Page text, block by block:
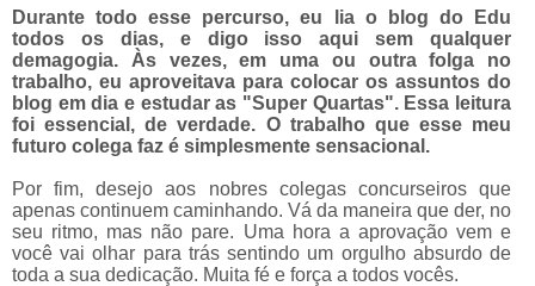
Durante todo esse percurso, eu lia o blog do Edu
todos os dias, e digo isso aqui sem qualquer
demagogia. Às vezes, em uma ou outra folga no
trabalho, eu aproveitava para colocar os assuntos do
blog em dia e estudar as "Super Quartas". Essa leitura
foi essencial, de verdade. O trabalho que esse meu
futuro colega faz é simplesmente sensacional.
Por fim, desejo aos nobres colegas concurseiros que
apenas continuem caminhando. Vá da maneira que der, no
seu ritmo, mas não pare. Uma hora a aprovação vem e
você vai olhar para trás sentindo um orgulho absurdo de
toda a sua dedicação. Muita fé e força a todos vocês.